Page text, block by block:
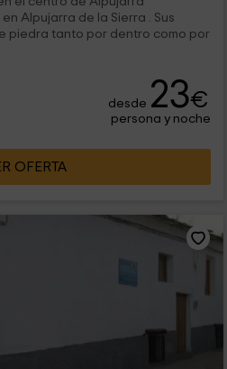
Alpujarra de la Sierra . Sus
piedra tanto por dentro como por
desde 23€
persona y noche
OFERTA